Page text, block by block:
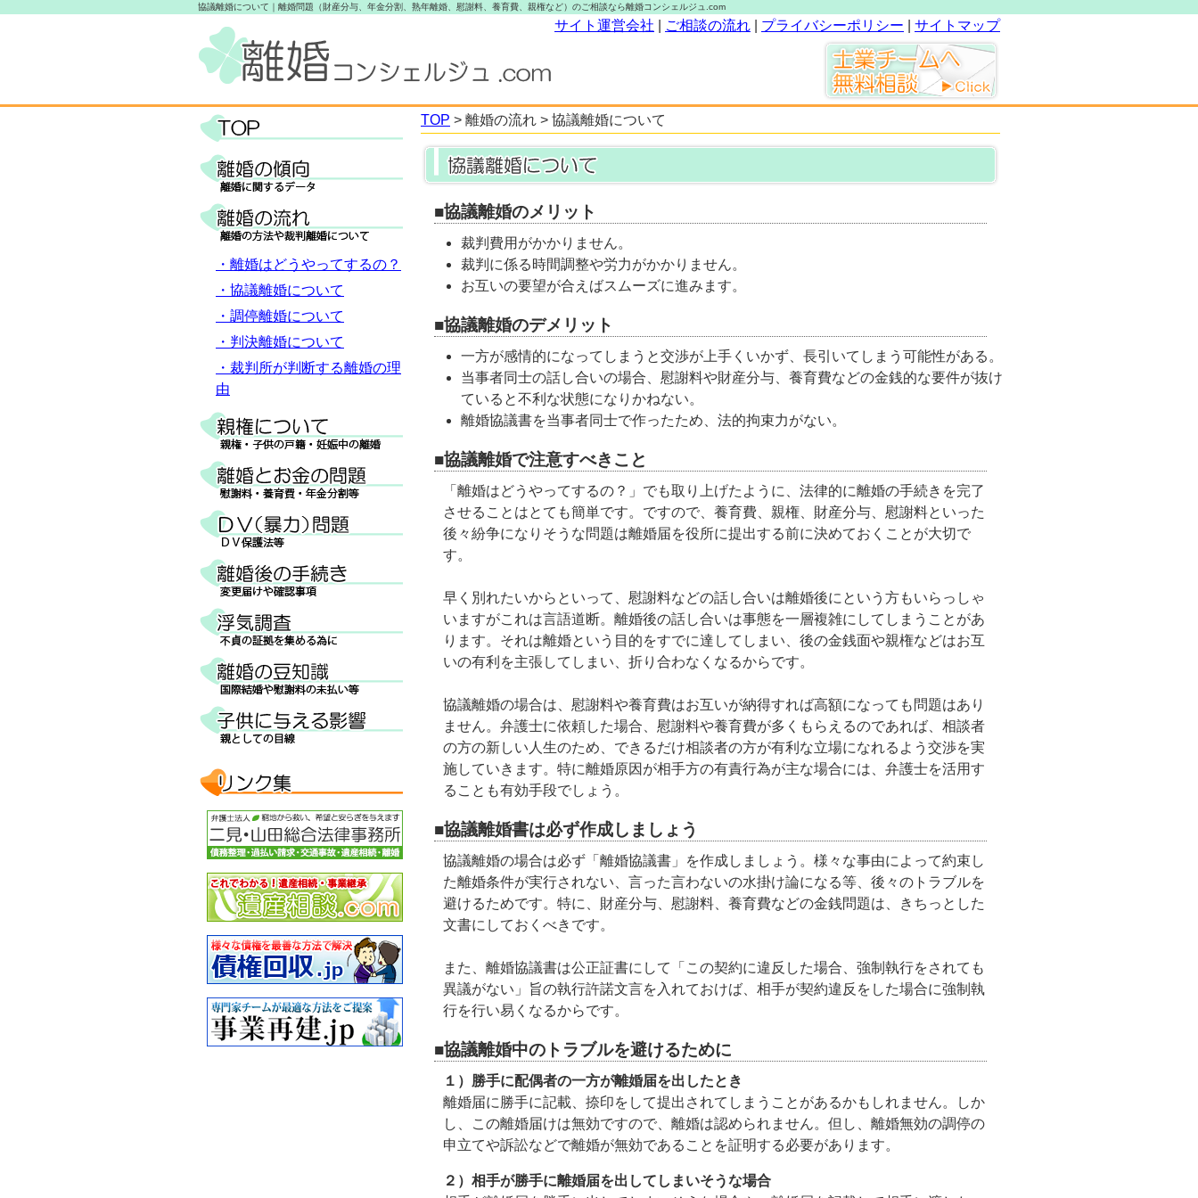
協議離婚について｜離婚問題（財産分与、年金分割、熟年離婚、慰謝料、養育費、親権など）のご相談なら離婚コンシェルジュ.com
サイト運営会社 ご相談の流れ プライバシーポリシー サイトマップ
TOP > 離婚の流れ > 協議離婚について
■協議離婚のメリット
裁判費用がかかりません。
裁判に係る時間調整や労力がかかりません。
お互いの要望が合えばスムーズに進みます。
■協議離婚のデメリット
一方が感情的になってしまうと交渉が上手くいかず、長引いてしまう可能性がある。
当事者同士の話し合いの場合、慰謝料や財産分与、養育費などの金銭的な要件が抜け
ていると不利な状態になりかねない。
離婚協議書を当事者同士で作ったため、法的拘束力がない。
■協議離婚で注意すべきこと
「離婚はどうやってするの？」でも取り上げたように、法律的に離婚の手続きを完了
させることはとても簡単です。ですので、養育費、親権、財産分与、慰謝料といった
後々紛争になりそうな問題は離婚届を役所に提出する前に決めておくことが大切で
す。
早く別れたいからといって、慰謝料などの話し合いは離婚後にという方もいらっしゃ
いますがこれは言語道断。離婚後の話し合いは事態を一層複雑にしてしまうことがあ
ります。それは離婚という目的をすでに達してしまい、後の金銭面や親権などはお互
いの有利を主張してしまい、折り合わなくなるからです。
協議離婚の場合は、慰謝料や養育費はお互いが納得すれば高額になっても問題はあり
ません。弁護士に依頼した場合、慰謝料や養育費が多くもらえるのであれば、相談者
の方の新しい人生のため、できるだけ相談者の方が有利な立場になれるよう交渉を実
施していきます。特に離婚原因が相手方の有責行為が主な場合には、弁護士を活用す
ることも有効手段でしょう。
■協議離婚書は必ず作成しましょう
協議離婚の場合は必ず「離婚協議書」を作成しましょう。様々な事由によって約束し
た離婚条件が実行されない、言った言わないの水掛け論になる等、後々のトラブルを
避けるためです。特に、財産分与、慰謝料、養育費などの金銭問題は、きちっとした
文書にしておくべきです。
また、離婚協議書は公正証書にして「この契約に違反した場合、強制執行をされても
異議がない」旨の執行許諾文言を入れておけば、相手が契約違反をした場合に強制執
行を行い易くなるからです。
■協議離婚中のトラブルを避けるために
１）勝手に配偶者の一方が離婚届を出したとき
離婚届に勝手に記載、捺印をして提出されてしまうことがあるかもしれません。しか
し、この離婚届けは無効ですので、離婚は認められません。但し、離婚無効の調停の
申立てや訴訟などで離婚が無効であることを証明する必要があります。
２）相手が勝手に離婚届を出してしまいそうな場合
・離婚はどうやってするの？
・協議離婚について
・調停離婚について
・判決離婚について
・裁判所が判断する離婚の理
由